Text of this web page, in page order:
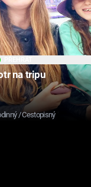
na tripu
/ Cestopisný